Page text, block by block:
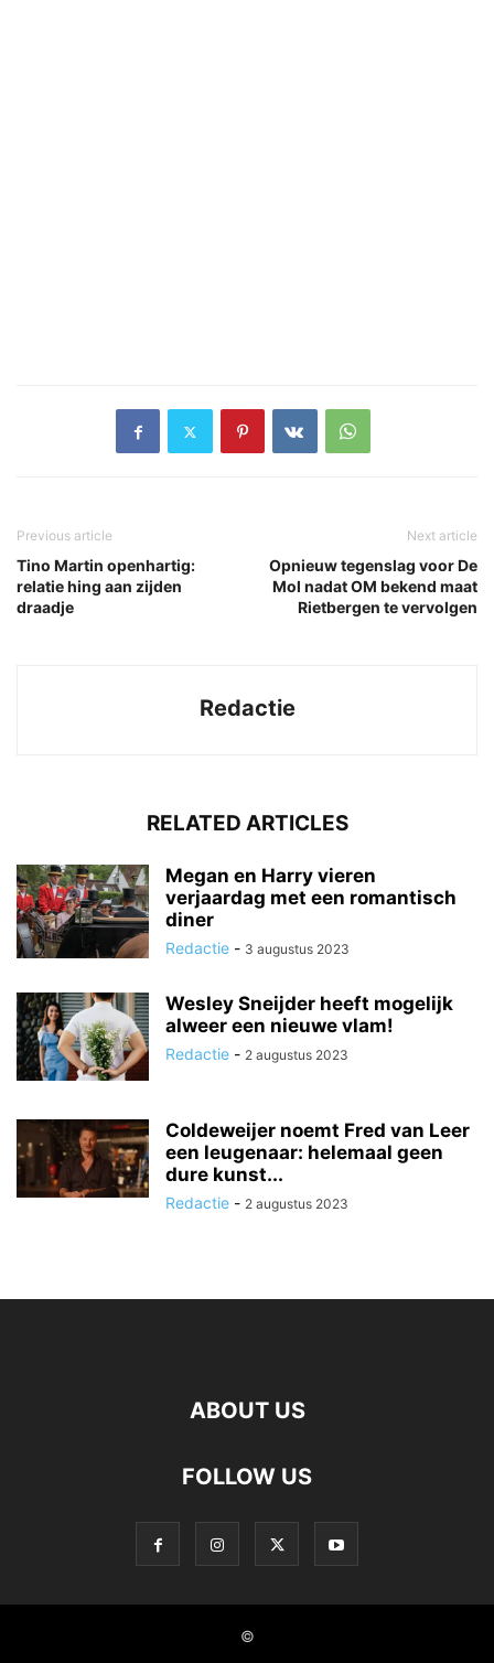
Previous article
Tino Martin openhartig:
relatie hing aan zijden
draadje
Next article
Opnieuw tegenslag voor De
Mol nadat OM bekend maat
Rietbergen te vervolgen
Redactie
RELATED ARTICLES
Megan en Harry vieren
verjaardag met een romantisch
diner
Redactie - 3 augustus 2023
Wesley Sneijder heeft mogelijk
alweer een nieuwe vlam!
Redactie - 2 augustus 2023
Coldeweijer noemt Fred van Leer
een leugenaar: helemaal geen
dure kunst...
Redactie - 2 augustus 2023
ABOUT US
FOLLOW US
©